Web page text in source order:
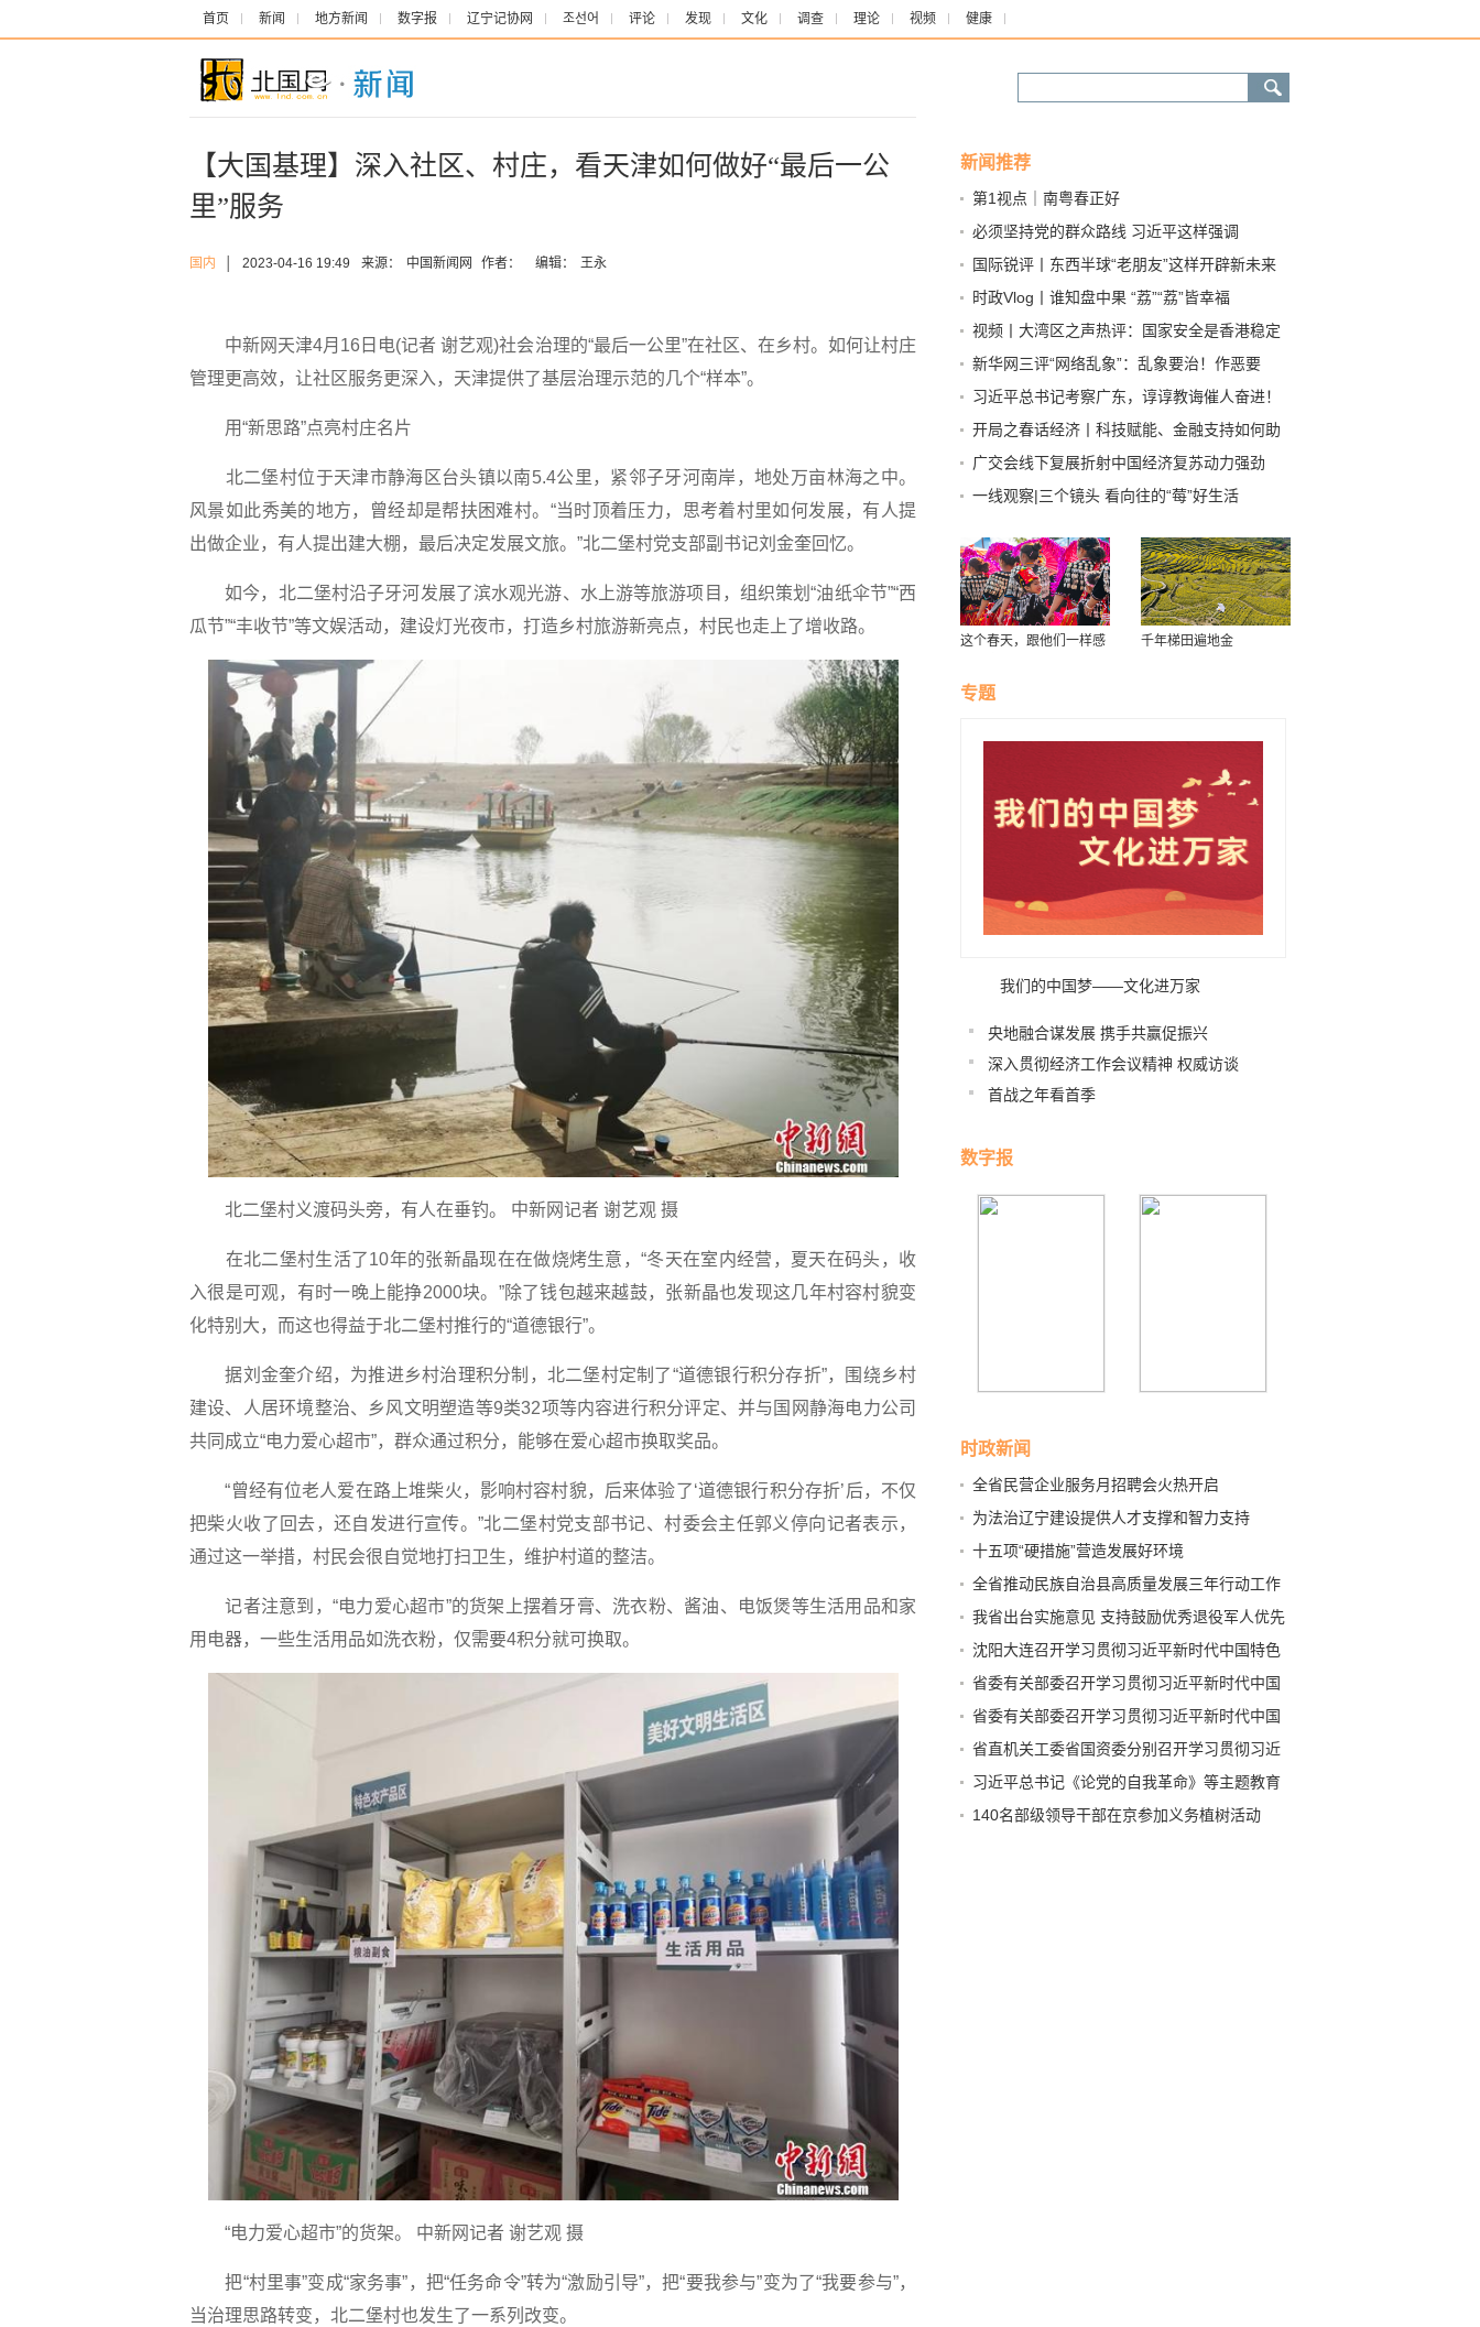
首页 新闻 地方新闻 数字报 辽宁记协网 조선어 评论 发现 文化 调查 理论 视频 健康
【大国基理】深入社区、村庄，看天津如何做好“最后一公
里”服务
国内 2023-04-16 19:49 来源： 中国新闻网 作者： 编辑： 王永
中新网天津4月16日电(记者 谢艺观)社会治理的“最后一公里”在社区、在乡村。如何让村庄
管理更高效，让社区服务更深入，天津提供了基层治理示范的几个“样本”。
用“新思路”点亮村庄名片
北二堡村位于天津市静海区台头镇以南5.4公里，紧邻子牙河南岸，地处万亩林海之中。
风景如此秀美的地方，曾经却是帮扶困难村。“当时顶着压力，思考着村里如何发展，有人提
出做企业，有人提出建大棚，最后决定发展文旅。”北二堡村党支部副书记刘金奎回忆。
如今，北二堡村沿子牙河发展了滨水观光游、水上游等旅游项目，组织策划“油纸伞节”“西
瓜节”“丰收节”等文娱活动，建设灯光夜市，打造乡村旅游新亮点，村民也走上了增收路。
北二堡村义渡码头旁，有人在垂钓。 中新网记者 谢艺观 摄
在北二堡村生活了10年的张新晶现在在做烧烤生意，“冬天在室内经营，夏天在码头，收
入很是可观，有时一晚上能挣2000块。”除了钱包越来越鼓，张新晶也发现这几年村容村貌变
化特别大，而这也得益于北二堡村推行的“道德银行”。
据刘金奎介绍，为推进乡村治理积分制，北二堡村定制了“道德银行积分存折”，围绕乡村
建设、人居环境整治、乡风文明塑造等9类32项等内容进行积分评定、并与国网静海电力公司
共同成立“电力爱心超市”，群众通过积分，能够在爱心超市换取奖品。
“曾经有位老人爱在路上堆柴火，影响村容村貌，后来体验了‘道德银行积分存折’后，不仅
把柴火收了回去，还自发进行宣传。”北二堡村党支部书记、村委会主任郭义停向记者表示，
通过这一举措，村民会很自觉地打扫卫生，维护村道的整洁。
记者注意到，“电力爱心超市”的货架上摆着牙膏、洗衣粉、酱油、电饭煲等生活用品和家
用电器，一些生活用品如洗衣粉，仅需要4积分就可换取。
“电力爱心超市”的货架。 中新网记者 谢艺观 摄
把“村里事”变成“家务事”，把“任务命令”转为“激励引导”，把“要我参与”变为了“我要参与”，
当治理思路转变，北二堡村也发生了一系列改变。
新闻推荐
第1视点｜南粤春正好
必须坚持党的群众路线 习近平这样强调
国际锐评丨东西半球“老朋友”这样开辟新未来
时政Vlog丨谁知盘中果 “荔”“荔”皆幸福
视频丨大湾区之声热评：国家安全是香港稳定
繁荣的基石
新华网三评“网络乱象”：乱象要治！作恶要
打！歪风要刹！
习近平总书记考察广东，谆谆教诲催人奋进！
开局之春话经济丨科技赋能、金融支持如何助
力粮食产能提升？
广交会线下复展折射中国经济复苏动力强劲
一线观察|三个镜头 看向往的“莓”好生活
这个春天，跟他们一样感
千年梯田遍地金
专题
我们的中国梦——文化进万家
央地融合谋发展 携手共赢促振兴
深入贯彻经济工作会议精神 权威访谈
首战之年看首季
数字报
时政新闻
全省民营企业服务月招聘会火热开启
为法治辽宁建设提供人才支撑和智力支持
十五项“硬措施”营造发展好环境
全省推动民族自治县高质量发展三年行动工作
会议召开
我省出台实施意见 支持鼓励优秀退役军人优先
到中小学任教
沈阳大连召开学习贯彻习近平新时代中国特色
社会主义思想主题教育工作会议
省委有关部委召开学习贯彻习近平新时代中国
特色社会主义思想主题教育工作会议
省委有关部委召开学习贯彻习近平新时代中国
特色社会主义思想主题教育工作会议
省直机关工委省国资委分别召开学习贯彻习近
平新时代中国特色社会主义思想主题教育工作会
习近平总书记《论党的自我革命》等主题教育
学习材料出版发行
140名部级领导干部在京参加义务植树活动